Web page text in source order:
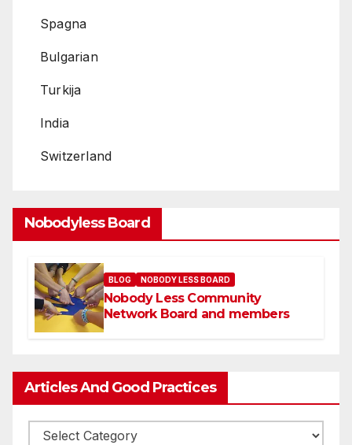
Spagna
Bulgarian
Turkija
India
Switzerland
Nobodyless Board
BLOG NOBODY LESS BOARD
Nobody Less Community
Network Board and members
Articles And Good Practices